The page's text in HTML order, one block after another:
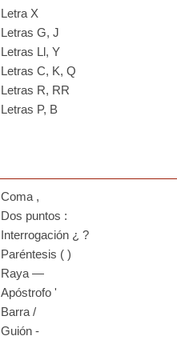
Letra X
Letras G, J
Letras Ll, Y
Letras C, K, Q
Letras R, RR
Letras P, B
Coma ,
Dos puntos :
Interrogación ¿ ?
Paréntesis ( )
Raya —
Apóstrofo '
Barra /
Guión -